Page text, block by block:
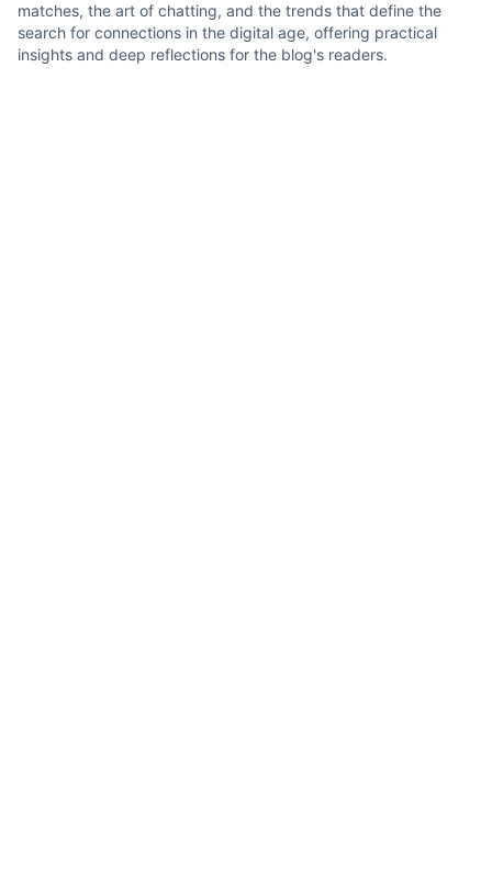
matches, the art of chatting, and the trends that define the
search for connections in the digital age, offering practical
insights and deep reflections for the blog's readers.